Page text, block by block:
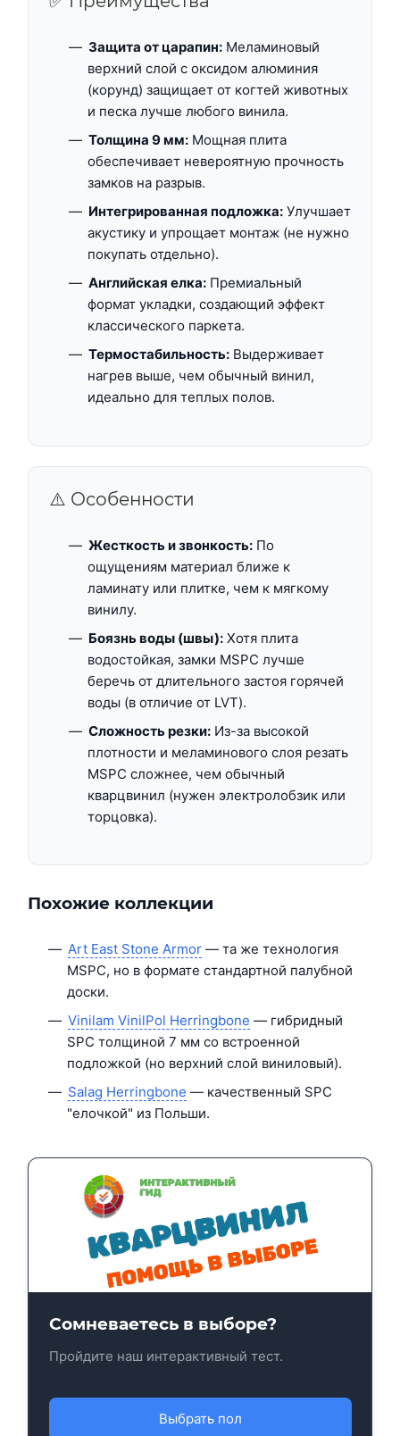
Защита от царапин: Меламиновый
верхний слой с оксидом алюминия
(корунд) защищает от когтей животных
и песка лучше любого винила.
Толщина 9 мм: Мощная плита
обеспечивает невероятную прочность
замков на разрыв.
Интегрированная подложка: Улучшает
акустику и упрощает монтаж (не нужно
покупать отдельно).
Английская елка: Премиальный
формат укладки, создающий эффект
классического паркета.
Термостабильность: Выдерживает
нагрев выше, чем обычный винил,
идеально для теплых полов.
⚠️ Особенности
Жесткость и звонкость: По
ощущениям материал ближе к
ламинату или плитке, чем к мягкому
винилу.
Боязнь воды (швы): Хотя плита
водостойкая, замки MSPC лучше
беречь от длительного застоя горячей
воды (в отличие от LVT).
Сложность резки: Из-за высокой
плотности и меламинового слоя резать
MSPC сложнее, чем обычный
кварцвинил (нужен электролобзик или
торцовка).
Похожие коллекции
Art East Stone Armor— та же технология
MSPC, но в формате стандартной палубной
доски.
Vinilam VinilPol Herringbone — гибридный
SPC толщиной 7 мм со встроенной
подложкой (но верхний слой виниловый).
Salag Herringbone — качественный SPC
"елочкой" из Польши.
Сомневаетесь в выборе?
Пройдите наш интерактивный тест.
Выбрать пол